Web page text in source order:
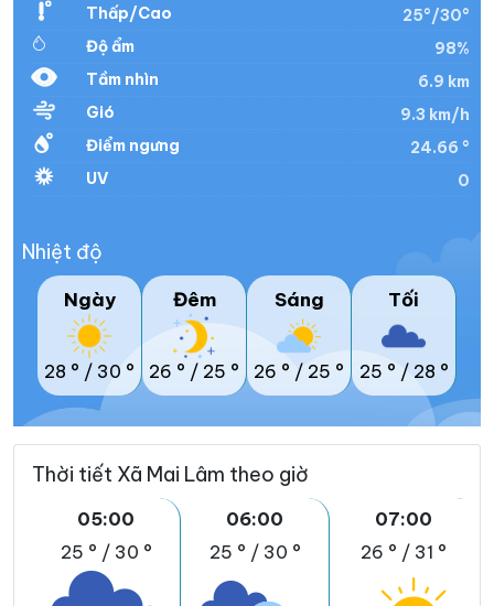
Thấp/Cao
25°/30°
Độ ẩm
98%
Tầm nhìn
6.9 km
Gió
9.3 km/h
Điểm ngưng
24.66 °
UV
0
Nhiệt độ
Ngày
28 ° / 30 °
Đêm
26 ° / 25 °
Sáng
26 ° / 25 °
Tối
25 ° / 28 °
Thời tiết Xã Mai Lâm theo giờ
05:00
25 ° / 30 °
06:00
25 ° / 30 °
07:00
26 ° / 31 °